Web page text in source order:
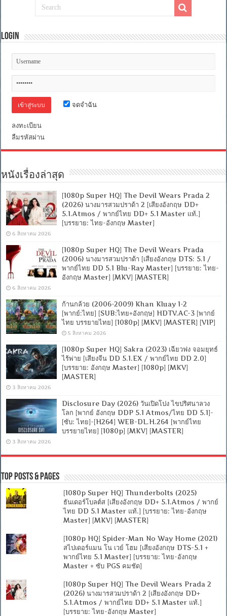
Born
(2018)
ตาร์
บอร์น
Login
จดจำฉัน
ลงทะเบียน
ลืมรหัสผ่าน
หนังเรื่องล่าสุด
[1080p Super HQ] The Devil Wears Prada 2
(2026) นางมารสวมปราด้า 2 [เสียงอังกฤษ DD+
5.1.Atmos / พากย์ไทย DD+ 5.1 Master แท้.]
[บรรยาย: ไทย-อังกฤษ Master]
6 สิงหาคม 2026
[1080p Super HQ] The Devil Wears Prada
(2006) นางมารสวมปราด้า [เสียงอังกฤษ DTS: 5.1 /
พากย์ไทย DD 5.1 Blu-Ray Master] [บรรยาย: ไทย-
อังกฤษ Master] [MKV] [MASTER]
6 สิงหาคม 2026
ก้านกล้วย (2006-2009) Khan Kluay 1-2
[พากย์:ไทย] [SUB:ไทย+อังกฤษ] HDTV.AC-3 [พากย์
ไทย บรรยายไทย] [1080p] [MKV] [MASTER] [VIP]
5 สิงหาคม 2026
[1080p Super HQ] Sakra (2023) เฉียวฟง จอมยุทธ์
ไร้พ่าย [เสียงจีน DD 5.1.EX / พากย์ไทย DD 2.0]
[บรรยาย: อังกฤษ Master] [1080p] [MKV]
[MASTER]
3 สิงหาคม 2026
Disclosure Day (2026) วันเปิดโปง ไขปริศนาลวง
โลก [พากย์ อังกฤษ DDP 5.1 Atmos/ไทย DD 5.1]-
[ซับ: ไทย]-[H264] WEB-DL.H.264 [พากย์ไทย
บรรยายไทย] [1080p] [MKV] [MASTER]
3 สิงหาคม 2026
Top Posts & Pages
[1080p Super HQ] Thunderbolts (2025)
ธันเดอร์โบลต์ส [เสียงอังกฤษ DD+ 5.1.Atmos / พากย์
ไทย DD 5.1 Master แท้.] [บรรยาย: ไทย-อังกฤษ
Master] [MKV] [MASTER]
[1080p HQ] Spider-Man No Way Home (2021)
สไปเดอร์แมน โน เวย์ โฮม [เสียงอังกฤษ DTS-5.1 +
พากย์ไทย 5.1 Master] [บรรยาย: ไทย-อังกฤษ
Master + ซับ PGS คมชัด]
[1080p Super HQ] The Devil Wears Prada 2
(2026) นางมารสวมปราด้า 2 [เสียงอังกฤษ DD+
5.1.Atmos / พากย์ไทย DD+ 5.1 Master แท้.]
[บรรยาย: ไทย-อังกฤษ Master]